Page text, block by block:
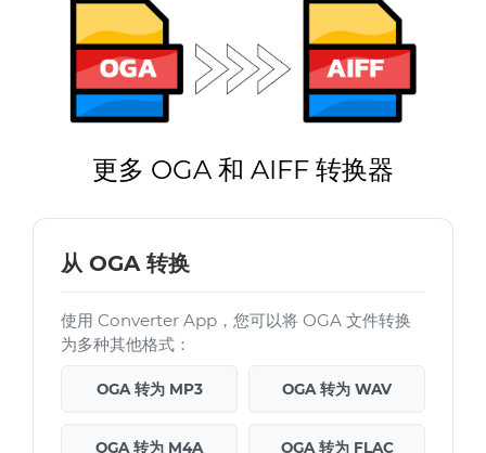
更多 OGA 和 AIFF 转换器
从 OGA 转换
使用 Converter App，您可以将 OGA 文件转换
为多种其他格式：
OGA 转为 MP3 OGA 转为 WAV
OGA 转为 M4A OGA 转为 FLAC